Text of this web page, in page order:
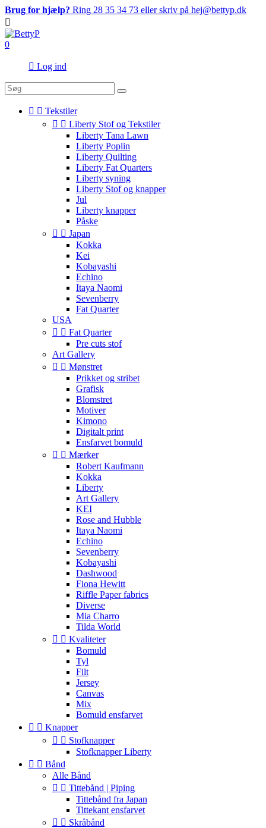
Brug for hjælp? Ring 28 35 34 73 eller skriv på hej@bettyp.dk

0
 Log ind
  Tekstiler
  Liberty Stof og Tekstiler
Liberty Tana Lawn
Liberty Poplin
Liberty Quilting
Liberty Fat Quarters
Liberty syning
Liberty Stof og knapper
Jul
Liberty knapper
Påske
  Japan
Kokka
Kei
Kobayashi
Echino
Itaya Naomi
Sevenberry
Fat Quarter
USA
  Fat Quarter
Pre cuts stof
Art Gallery
  Mønstret
Prikket og stribet
Grafisk
Blomstret
Motiver
Kimono
Digitalt print
Ensfarvet bomuld
  Mærker
Robert Kaufmann
Kokka
Liberty
Art Gallery
KEI
Rose and Hubble
Itaya Naomi
Echino
Sevenberry
Kobayashi
Dashwood
Fiona Hewitt
Riffle Paper fabrics
Diverse
Mia Charro
Tilda World
  Kvaliteter
Bomuld
Tyl
Filt
Jersey
Canvas
Mix
Bomuld ensfarvet
  Knapper
  Stofknapper
Stofknapper Liberty
  Bånd
Alle Bånd
  Tittebånd | Piping
Tittebånd fra Japan
Tittekant ensfarvet
  Skråbånd